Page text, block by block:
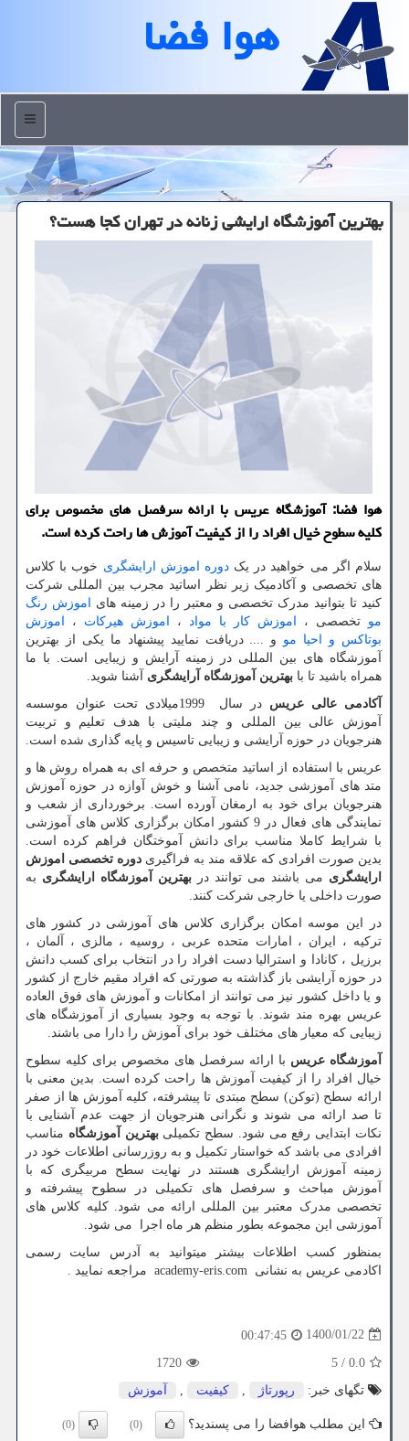
هوا فضا
منو
بهترین آموزشگاه ارایشی زنانه در تهران كجا هست؟
هوا فضا: آموزشگاه عریس با ارائه سرفصل های مخصوص برای
كلیه سطوح خیال افراد را از كیفیت آموزش ها راحت كرده است.
سلام اگر می خواهید در یکدوره اموزش ارایشگری خوب با کلاس
های تخصصی و آکادمیک زیر نظر اساتید مجرب بین المللی شرکت
کنید تا بتوانید مدرک تخصصی و معتبر را در زمینه های
اموزش رنگ
مو تخصصی ، اموزش کار با مواد ، اموزش هیرکات ،
اموزش
بوتاکس و احیا مو و .... دریافت نمایید پیشنهاد ما یکی از بهترین
آموزشگاه های بین المللی در زمینه آرایش و زیبایی است. با ما
همراه باشید تا با بهترین آموزشگاه آرایشگری
آشنا شوید.
آکادمی عالی عریس در سال 1999میلادی تحت عنوان موسسه
آموزش عالی بین المللی و چند ملیتی با هدف تعلیم و تربیت
هنرجویان در حوزه آرایشی و زیبایی تاسیس و پایه گذاری شده است.
عریس با استفاده از اساتید متخصص و حرفه ای به همراه روش ها و
متد های آموزشی جدید، نامی آشنا و خوش آوازه در حوزه آموزش
هنرجویان برای خود به ارمغان آورده است. برخورداری از شعب و
نمایندگی های فعال در 9 کشور امکان برگزاری کلاس های آموزشی
با شرایط کاملا مناسب برای دانش آموختگان فراهم کرده است.
بدین صورت افرادی که علاقه مند به فراگیری دوره تخصصی اموزش
ارایشگری می باشند می توانند در بهترین آموزشگاه ارایشگری به
صورت داخلی یا خارجی شرکت کنند.
در این موسه امکان برگزاری کلاس های آموزشی در کشور های
ترکیه ، ایران ، امارات متحده عربی ، روسیه ، مالزی ، آلمان ،
برزیل ، کانادا و استرالیا دست افراد را در انتخاب برای کسب دانش
در حوزه آرایشی باز گذاشته به صورتی که افراد مقیم خارج از کشور
و یا داخل کشور نیز می توانند از امکانات و آموزش های فوق العاده
عریس بهره مند شوند. با توجه به وجود بسیاری از آموزشگاه های
زیبایی که معیار های مختلف خود برای آموزش را دارا می باشند.
آموزشگاه عریس با ارائه سرفصل های مخصوص برای کلیه سطوح
خیال افراد را از کیفیت آموزش ها راحت کرده است. بدین معنی با
ارائه سطح (توکن) سطح مبتدی تا پیشرفته، کلیه آموزش ها از صفر
تا صد ارائه می شوند و نگرانی هنرجویان از جهت عدم آشنایی با
نکات ابتدایی رفع می شود. سطح تکمیلیبهترین آموزشگاه مناسب
افرادی می باشد که خواستار تکمیل و به روزرسانی اطلاعات خود در
زمینه آموزش ارایشگری هستند در نهایت سطح مربیگری که با
آموزش مباحث و سرفصل های تکمیلی در سطوح پیشرفته و
تخصصی مدرک معتبر بین المللی ارائه می شود. کلیه کلاس های
آموزشی این مجموعه بطور منظم هر ماه اجرا می شود.
بمنظور کسب اطلاعات بیشتر میتوانید به آدرس سایت رسمی
اکادمی عریس به نشانی academy-eris.com مراجعه نمایید .
1400/01/22
00:47:45
0.0
/
5
1720
تگهای خبر:
رپورتاژ , كیفیت , آموزش
این مطلب هوافضا را می پسندید؟ (0)
(0)